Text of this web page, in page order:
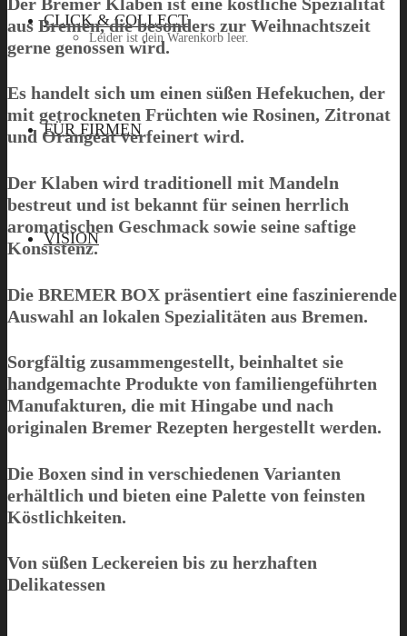
CLICK & COLLECT
FÜR FIRMEN
VISION
Leider ist dein Warenkorb leer.
Menü
aus Bremen, die besonders zur Weihnachtszeit
gerne genossen wird.
Es handelt sich um einen süßen Hefekuchen, der
mit getrockneten Früchten wie Rosinen, Zitronat
und Orangeat verfeinert wird.
Der Klaben wird traditionell mit Mandeln
bestreut und ist bekannt für seinen herrlich
aromatischen Geschmack sowie seine saftige
Konsistenz.
Die BREMER BOX präsentiert eine faszinierende
Auswahl an lokalen Spezialitäten aus Bremen.
Sorgfältig zusammengestellt, beinhaltet sie
handgemachte Produkte von familiengeführten
Manufakturen, die mit Hingabe und nach
originalen Bremer Rezepten hergestellt werden.
Die Boxen sind in verschiedenen Varianten
erhältlich und bieten eine Palette von feinsten
Köstlichkeiten.
Von süßen Leckereien bis zu herzhaften
Delikatessen